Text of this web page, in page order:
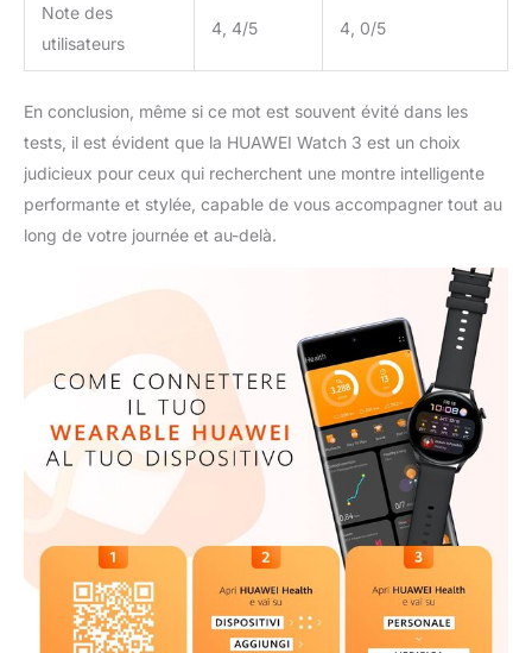
Note des
utilisateurs
4, 4/5 4, 0/5
En conclusion, même si ce mot est souvent évité dans les
tests, il est évident que la HUAWEI Watch 3 est un choix
judicieux pour ceux qui recherchent une montre intelligente
performante et stylée, capable de vous accompagner tout au
long de votre journée et au-delà.